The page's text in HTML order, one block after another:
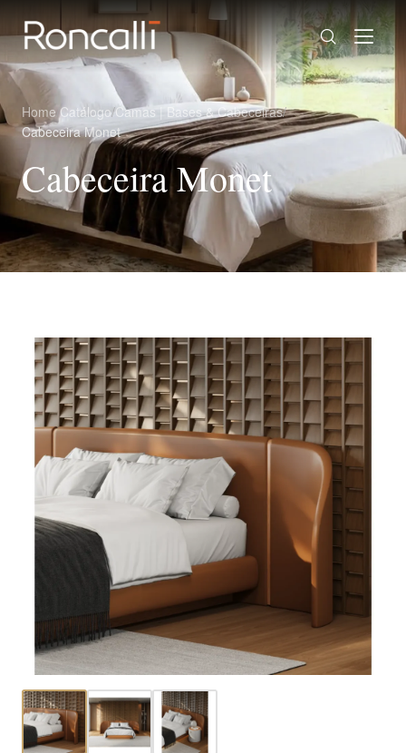
Home /Catálogo/Camas | Bases & Cabeceiras/
Cabeceira Monet
Cabeceira Monet